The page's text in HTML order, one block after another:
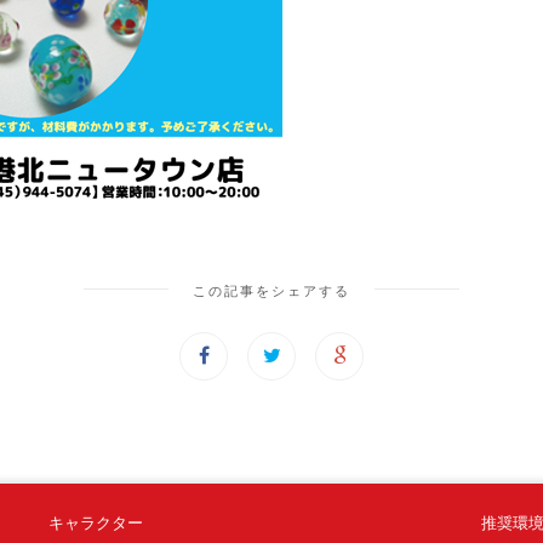
この記事をシェアする
キャラクター 推奨環境